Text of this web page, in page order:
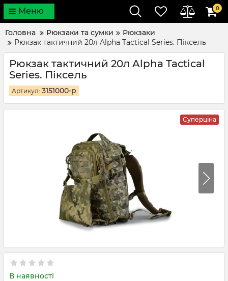
Меню 0
Головна Рюкзаки та сумки
Рюкзаки
Рюкзак тактичний 20л Alpha Tactical Series. Піксель
Рюкзак тактичний 20л Alpha Tactical
Series. Піксель
Артикул: 3151000-p
Суперціна
В наявності